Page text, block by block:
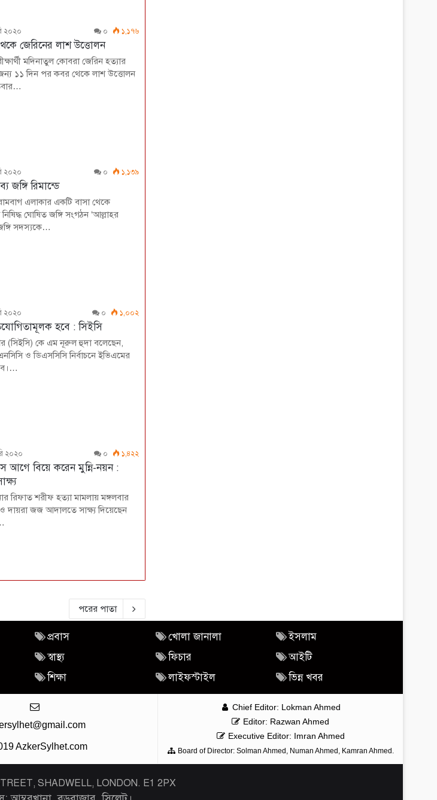
২০২০ ০ ১,১৭৬
জেরিনের লাশ উত্তোলন
মদিনাতুল কোবরা জেরিন হত্যার
১১ দিন পর কবর থেকে লাশ উত্তোলন
২০২০ ০ ১,১৩৯
রিমান্ডে
এলাকার একটি বাসা থেকে
ঘোষিত জঙ্গি সংগঠন ‘আল্লাহর
সদস্যকে…
২০২০ ০ ১,০০২
হবে : সিইসি
(সিইসি) কে এম নূরুল হুদা বলেছেন,
ও ডিএসসিসি নির্বাচনে ইভিএমের
২০২০ ০ ১,৪২২
আগে বিয়ে করেন মুন্নি-নয়ন :
রিফাত শরীফ হত্যা মামলায় মঙ্গলবার
দায়রা জজ আদালতে সাক্ষ্য দিয়েছেন
পরের পাতা
প্রবাস
স্বাস্থ্য
শিক্ষা
খোলা জানালা
ফিচার
লাইফস্টাইল
ইসলাম
আইটি
ভিন্ন খবর
AzkerSylhet.com
Chief Editor: Lokman Ahmed
Editor: Razwan Ahmed
Executive Editor: Imran Ahmed
Board of Director: Solman Ahmed, Numan Ahmed, Kamran Ahmed.
SHADWELL, LONDON. E1 2PX